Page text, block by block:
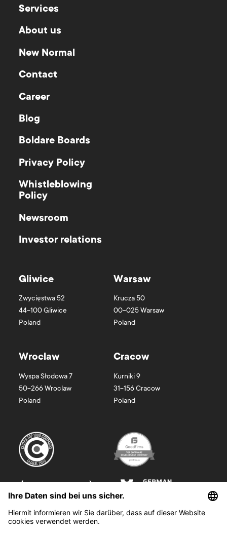
Services
About us
New Normal
Contact
Career
Blog
Boldare Boards
Privacy Policy
Whistleblowing
Policy
Newsroom
Investor relations
Gliwice
Zwycięstwa 52
44-100Gliwice
Poland
Warsaw
Krucza 50
00-025Warsaw
Poland
Wroclaw
Wyspa Słodowa 7
50-266Wroclaw
Poland
Cracow
Kurniki 9
31-156Cracow
Poland